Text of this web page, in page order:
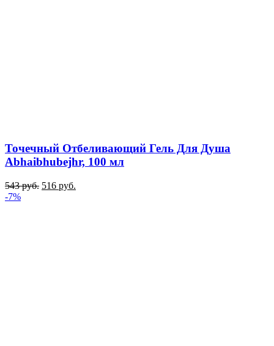
Точечный Отбеливающий Гель Для Душа
Abhaibhubejhr, 100 мл
543руб. 516 руб.
-7%